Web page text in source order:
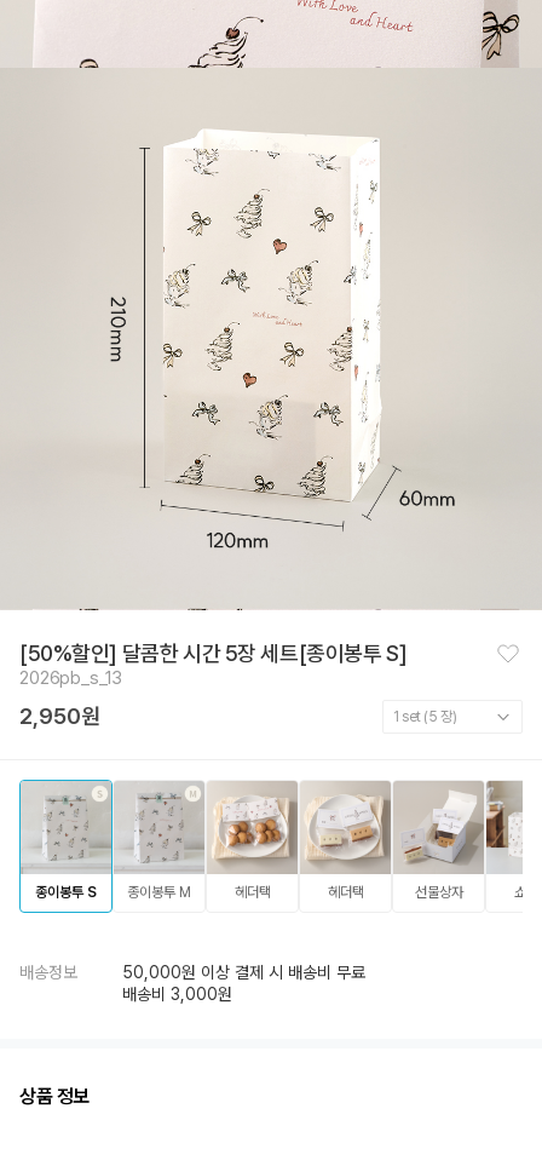
찜
하
[50%할인] 달콤한 시간 5장 세트[종이봉투 S]
2026pb_s_13
2,950원
종이봉투 S 종이봉투 M 헤더택 헤더택 선물상자 쇼핑
배송정보
50,000원 이상 결제 시 배송비 무료
배송비 3,000원
상품 정보